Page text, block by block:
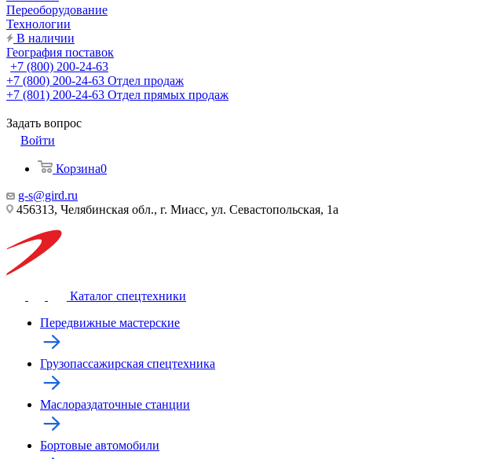
Переоборудование
Технологии
В наличии
География поставок
+7 (800) 200-24-63
+7 (800) 200-24-63 Отдел продаж
+7 (801) 200-24-63 Отдел прямых продаж
Задать вопрос
Войти
Корзина0
g-s@gird.ru
456313, Челябинская обл., г. Миасс, ул. Севастопольская, 1а
Каталог спецтехники
Передвижные мастерские
Грузопассажирская спецтехника
Маслораздаточные станции
Бортовые автомобили